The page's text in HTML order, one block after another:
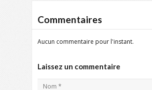
Commentaires
Aucun commentaire pour l'instant.
Laissez un commentaire